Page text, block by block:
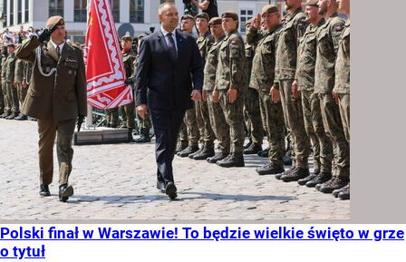
Polski finał w Warszawie! To będzie wielkie święto w grze
o tytuł